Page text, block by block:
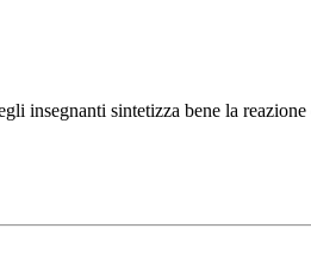
insegnanti sintetizza bene la